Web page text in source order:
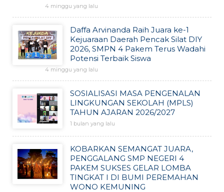
4 minggu yang lalu
Daffa Arvinanda Raih Juara ke-1
Kejuaraan Daerah Pencak Silat DIY
2026, SMPN 4 Pakem Terus Wadahi
Potensi Terbaik Siswa
4 minggu yang lalu
SOSIALISASI MASA PENGENALAN
LINGKUNGAN SEKOLAH (MPLS)
TAHUN AJARAN 2026/2027
1 bulan yang lalu
KOBARKAN SEMANGAT JUARA,
PENGGALANG SMP NEGERI 4
PAKEM SUKSES GELAR LOMBA
TINGKAT I DI BUMI PEREMAHAN
WONO KEMUNING